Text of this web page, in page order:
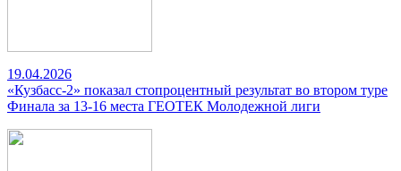
19.04.2026
«Кузбасс-2» показал стопроцентный результат во втором туре
Финала за 13-16 места ГЕОТЕК Молодежной лиги